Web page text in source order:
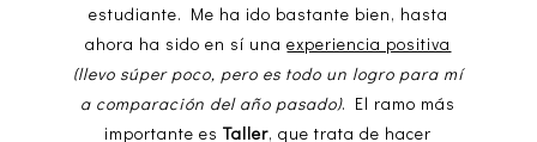
estudiante. Me ha ido bastante bien, hasta
ahora ha sido en sí unaexperiencia positiva
(llevo súper poco, pero es todo un logro para mí
a comparación del año pasado). El ramo más
importante esTaller, que trata de hacer